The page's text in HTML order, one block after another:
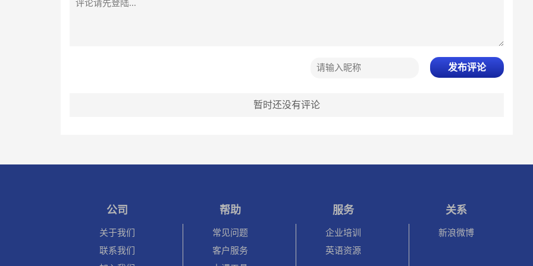
发布评论
暂时还没有评论
公司
关于我们
联系我们
帮助
常见问题
客户服务
服务
企业培训
英语资源
关系
新浪微博